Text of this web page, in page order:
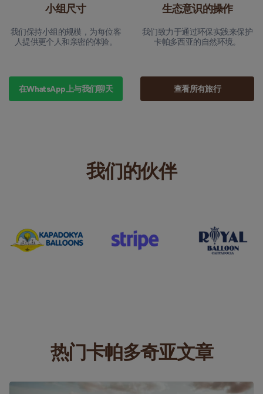
小组尺寸
我们保持小组的规模，为每位客
人提供更个人和亲密的体验。
生态意识的操作
我们致力于通过环保实践来保护
卡帕多西亚的自然环境。
在WhatsApp上与我们聊天 查看所有旅行
我们的伙伴
热门卡帕多奇亚文章